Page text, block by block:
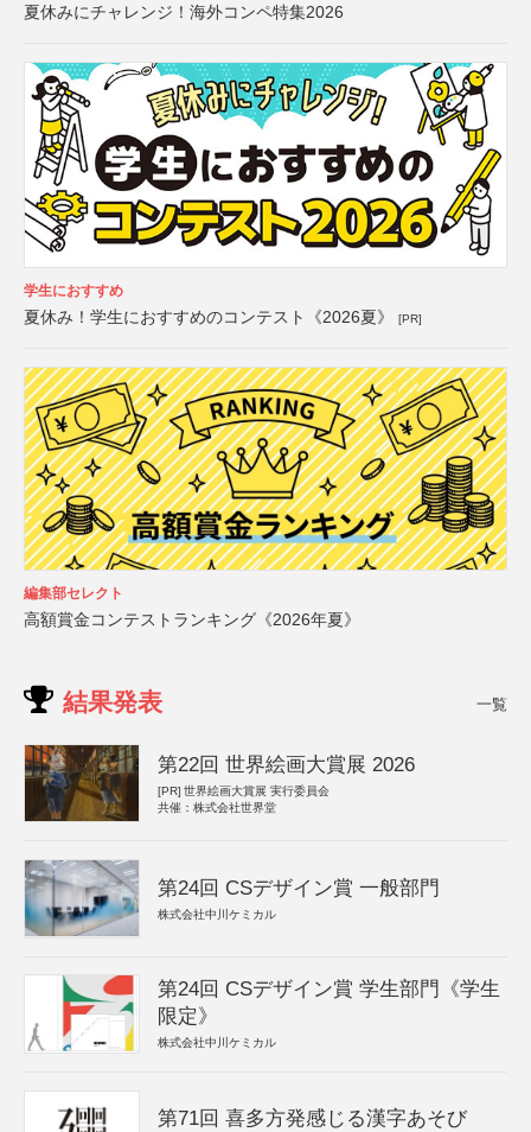
夏休みにチャレンジ！海外コンペ特集2026
学生におすすめ
夏休み！学生におすすめのコンテスト《2026夏》 [PR]
編集部セレクト
高額賞金コンテストランキング《2026年夏》
結果発表 一覧
第22回 世界絵画大賞展 2026
[PR] 世界絵画大賞展 実行委員会
共催：株式会社世界堂
第24回 CSデザイン賞 一般部門
株式会社中川ケミカル
第24回 CSデザイン賞 学生部門《学生
限定》
株式会社中川ケミカル
第71回 喜多方発感じる漢字あそび